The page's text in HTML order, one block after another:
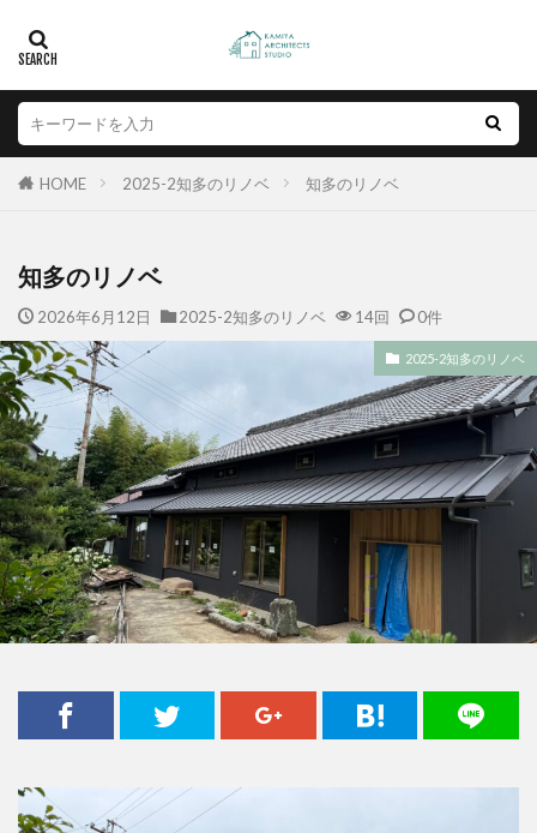
HOME 2025-2知多のリノベ 知多のリノベ
知多のリノベ
2026年6月12日 2025-2知多のリノベ 14回 0件
2025-2知多のリノベ